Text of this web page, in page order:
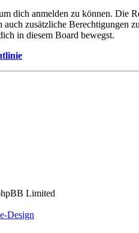
dich anmelden zu können.
zusätzliche Berechtigungen
in diesem Board bewegst.
Limited
Design